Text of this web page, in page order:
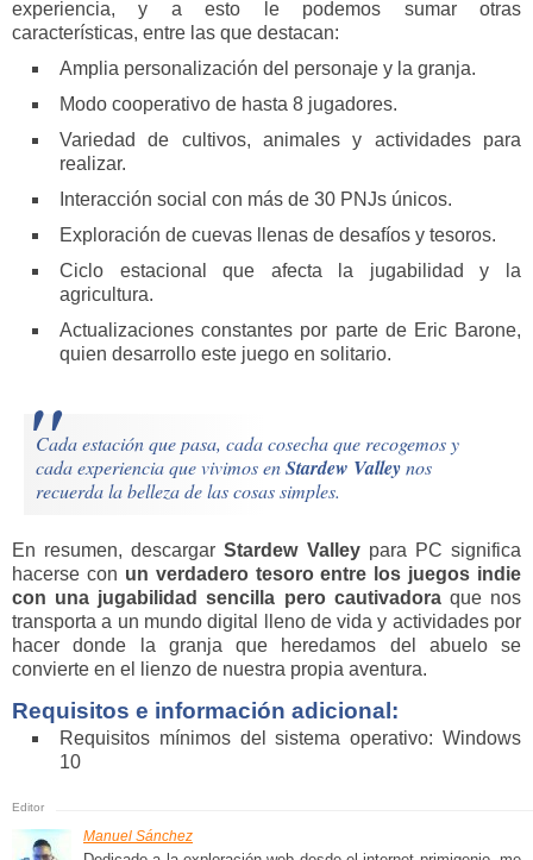
experiencia, y a esto le podemos sumar otras
características, entre las que destacan:
Amplia personalización del personaje y la granja.
Modo cooperativo de hasta 8 jugadores.
Variedad de cultivos, animales y actividades para
realizar.
Interacción social con más de 30 PNJs únicos.
Exploración de cuevas llenas de desafíos y tesoros.
Ciclo estacional que afecta la jugabilidad y la
agricultura.
Actualizaciones constantes por parte de Eric Barone,
quien desarrollo este juego en solitario.
Cada estación que pasa, cada cosecha que recogemos y
cada experiencia que vivimos enStardew Valleynos
recuerda la belleza de las cosas simples.
En resumen, descargarStardew Valleypara PC significa
hacerse con un verdadero tesoro entre los juegos indie
con una jugabilidad sencilla pero cautivadoraque nos
transporta a un mundo digital lleno de vida y actividades por
hacer donde la granja que heredamos del abuelo se
convierte en el lienzo de nuestra propia aventura.
Requisitos e información adicional:
Requisitos mínimos del sistema operativo: Windows
10
Manuel Sánchez